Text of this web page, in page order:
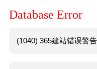
Database Error
(1040) 365建站错误警